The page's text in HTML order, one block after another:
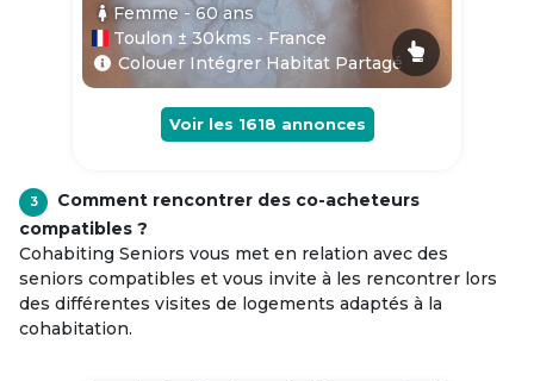
Femme - 60ans
Toulon ± 30kms - France
Colouer Intégrer Habitat Partagé
Voir les 1618 annonces
3
Comment rencontrer des co-acheteurs
compatibles ?
Cohabiting Seniors vous met en relation avec des
seniors compatibles et vous invite à les rencontrer lors
des différentes visites de logements adaptés à la
cohabitation.